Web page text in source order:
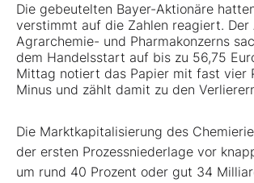
Die gebeutelten Bayer-Aktionäre
verstimmt auf die Zahlen reagiert. Der
Agrarchemie- und Pharmakonzerns
dem Handelsstart auf bis zu 56,75
Mittag notiert das Papier mit fast vier
Minus und zählt damit zu den
Die Marktkapitalisierung des
der ersten Prozessniederlage vor
um rund 40 Prozent oder gut 34